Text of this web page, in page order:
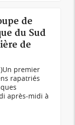
de
du Sud
de
premier
rapatriés
après-midi à